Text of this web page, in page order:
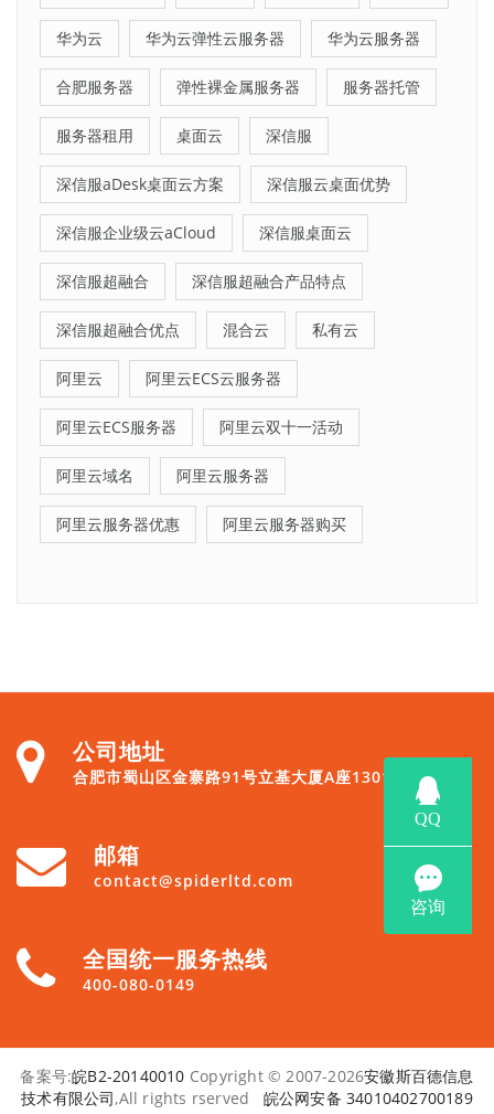
华为云 华为云弹性云服务器 华为云服务器
合肥服务器 弹性裸金属服务器 服务器托管
服务器租用 桌面云 深信服
深信服aDesk桌面云方案 深信服云桌面优势
深信服企业级云aCloud 深信服桌面云
深信服超融合 深信服超融合产品特点
深信服超融合优点 混合云 私有云
阿里云 阿里云ECS云服务器
阿里云ECS服务器 阿里云双十一活动
阿里云域名 阿里云服务器
阿里云服务器优惠 阿里云服务器购买
公司地址
合肥市蜀山区金寨路91号立基大厦A座1301
邮箱
contact@spiderltd.com
全国统一服务热线
400-080-0149
备案号:皖B2-20140010 Copyright © 2007-2026安徽斯百德信息
技术有限公司,All rights rserved 皖公网安备 34010402700189